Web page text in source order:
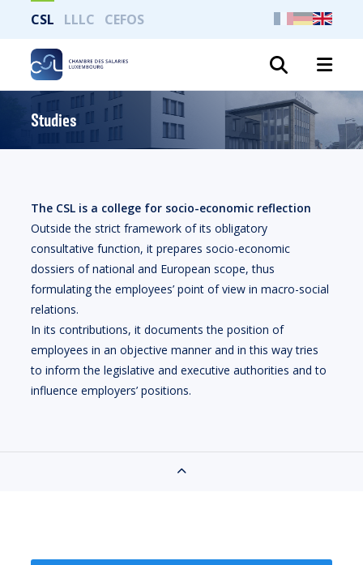
CSL LLLC CEFOS
Studies
The CSL is a college for socio-economic reflection
Outside the strict framework of its obligatory
consultative function, it prepares socio-economic
dossiers of national and European scope, thus
formulating the employees’ point of view in macro-social
relations.
In its contributions, it documents the position of
employees in an objective manner and in this way tries
to inform the legislative and executive authorities and to
influence employers’ positions.